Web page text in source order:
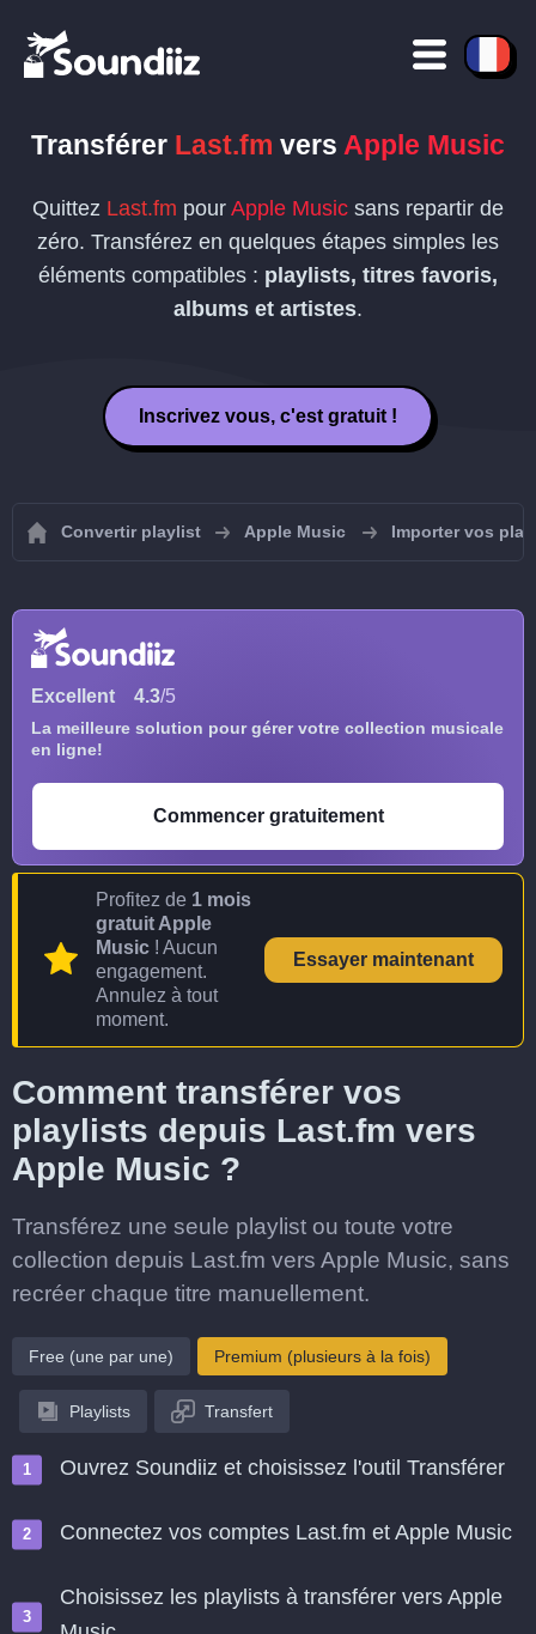
Transférer Last.fm vers Apple Music
Quittez Last.fm pour Apple Music sans repartir de
zéro. Transférez en quelques étapes simples les
éléments compatibles : playlists, titres favoris,
albums et artistes.
Inscrivez vous, c'est gratuit !
Convertir playlist Apple Music Importer vos
Excellent 4.3/5
La meilleure solution pour gérer votre collection musicale
en ligne!
Commencer gratuitement
Profitez de 1 mois
gratuit Apple
Music ! Aucun
engagement.
Annulez à tout
moment.
Essayer maintenant
Comment transférer vos
playlists depuis Last.fm vers
Apple Music ?
Transférez une seule playlist ou toute votre
collection depuis Last.fm vers Apple Music, sans
recréer chaque titre manuellement.
Free (une par une) Premium (plusieurs à la fois)
Playlists Transfert
Ouvrez Soundiiz et choisissez l'outil Transférer
Connectez vos comptes Last.fm et Apple Music
Choisissez les playlists à transférer vers Apple